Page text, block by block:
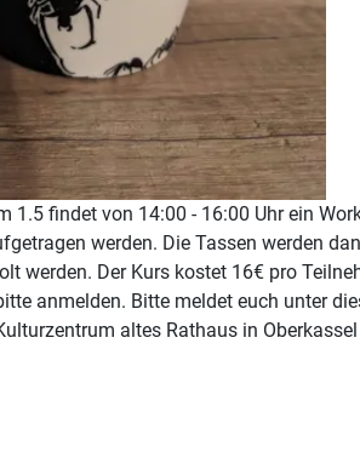
1.5 findet von 14:00 - 16:00 Uhr ein
werden. Die Tassen werden
werden. Der Kurs kostet 16€ pro
anmelden. Bitte meldet euch unter
altes Rathaus in